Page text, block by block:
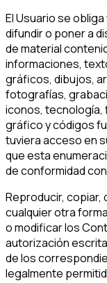
El Usuario se
difundir o poner a
de material
informaciones,
gráficos, dibujos,
fotografías,
iconos,
gráfico y códigos
tuviera acceso en
que esta
de conformidad
Reproducir, copiar,
cualquier otra
o modificar los
autorización
de los
legalmente